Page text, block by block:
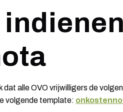
alle OVO vrijwilligers de
volgende template: